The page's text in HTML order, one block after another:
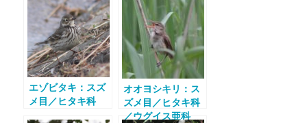
エゾビタキ：スズ
メ目／ヒタキ科
オオヨシキリ：ス
ズメ目／ヒタキ科
／ウグイス亜科